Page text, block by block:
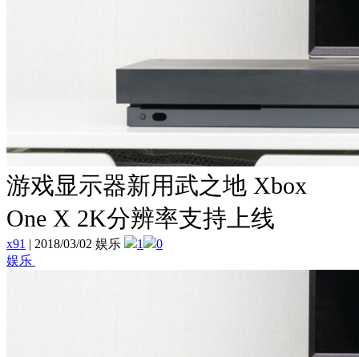
游戏显示器新用武之地 Xbox
One X 2K分辨率支持上线
x91 | 2018/03/02 娱乐 1
0
娱乐